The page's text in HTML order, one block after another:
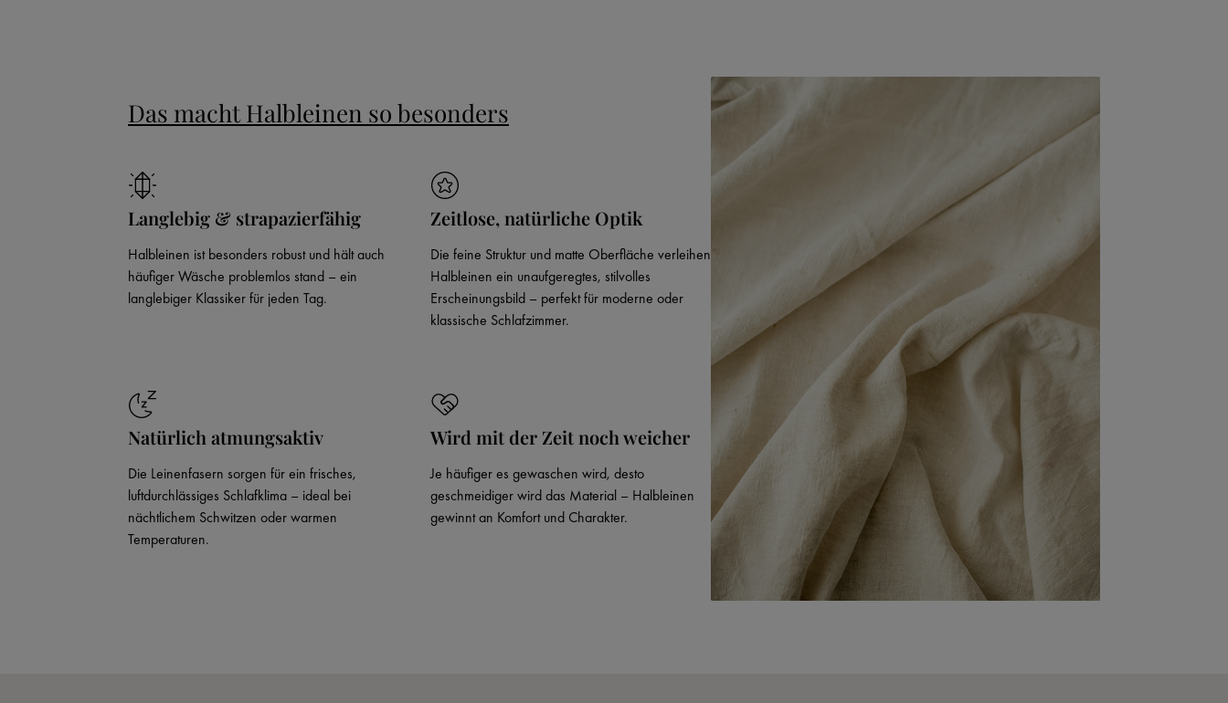
Das macht Halbleinen so besonders
Langlebig & strapazierfähig
Halbleinen ist besonders robust und hält auch
häufiger Wäsche problemlos stand – ein
langlebiger Klassiker für jeden Tag.
Zeitlose, natürliche Optik
Die feine Struktur und matte Oberfläche verleihen
Halbleinen ein unaufgeregtes, stilvolles
Erscheinungsbild – perfekt für moderne oder
klassische Schlafzimmer.
Natürlich atmungsaktiv
Die Leinenfasern sorgen für ein frisches,
luftdurchlässiges Schlafklima – ideal bei
nächtlichem Schwitzen oder warmen
Temperaturen.
Wird mit der Zeit noch weicher
Je häufiger es gewaschen wird, desto
geschmeidiger wird das Material – Halbleinen
gewinnt an Komfort und Charakter.